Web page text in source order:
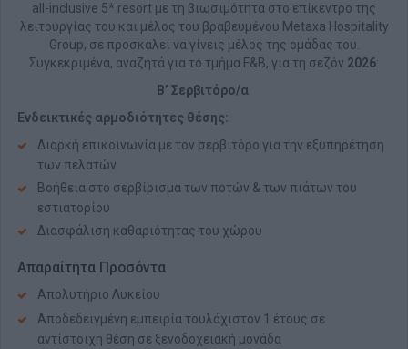
all-inclusive 5* resort με τη βιωσιμότητα στο επίκεντρο της
λειτουργίας του και μέλος του βραβευμένου Metaxa Hospitality
Group, σε προσκαλεί να γίνεις μέλος της ομάδας του.
Συγκεκριμένα, αναζητά για το τμήμα F&B, για τη σεζόν 2026:
Β’ Σερβιτόρο/α
Ενδεικτικές αρμοδιότητες θέσης:
Διαρκή επικοινωνία με τον σερβιτόρο για την εξυπηρέτηση
των πελατών
Βοήθεια στο σερβίρισμα των ποτών & των πιάτων του
εστιατορίου
Διασφάλιση καθαριότητας του χώρου
Απαραίτητα Προσόντα
Απολυτήριο Λυκείου
Αποδεδειγμένη εμπειρία τουλάχιστον 1 έτους σε
αντίστοιχη θέση σε ξενοδοχειακή μονάδα